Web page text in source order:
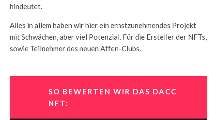
hindeutet.
Alles in allem haben wir hier ein ernstzunehmendes Projekt
mit Schwächen, aber viel Potenzial. Für die Ersteller der NFTs,
sowie Teilnehmer des neuen Affen-Clubs.
SO BEWERTEN WIR DAS DACC
NFT: